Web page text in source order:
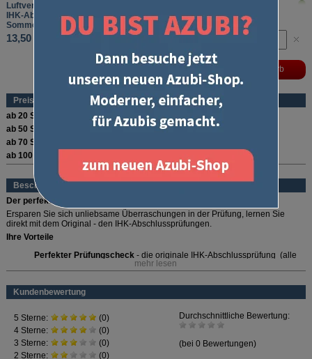
Luftverkehrskaufmann/-frau
IHK-Abschlussprüfung Teil 2
Sommer 2026
13,50 €
Preise (pro Stück und Sorte)
ab 20 Stück
12,15 €
ab 50 Stück
10,80 €
ab 70 Stück
ab 100 Stück
Beschreibung
Der perfekte Prüfungscheck!
Ersparen Sie sich unliebsame Überraschungen in der Prüfung, lernen Sie
direkt mit dem Original - den IHK-Abschlussprüfungen.
Ihre Vorteile
Perfekter Prüfungscheck- die originale IHK-Abschlussprüfung (alle
Sozialkunde
Praktisch- auch im
Mit diesen originalen IHK-Abschlussprüfungen erhalten Sie schnell einen
realistischen Überblick über Ihren Lernstand und wissen, ob Sie gut für die
Prüfung vorbereitet sind oder wo es noch hakt. Sie gewöhnen sich rechtzeitig
an die Art der Fragestellungen und lernen, Ihre Bearbeitungszeit richtig
mehr lesen
Kundenbewertung